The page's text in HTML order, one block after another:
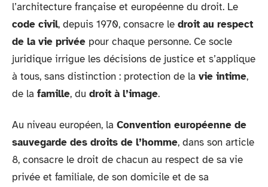
l’architecture française et européenne du droit. Le
code civil, depuis 1970, consacre le droit au respect
de la vie privée pour chaque personne. Ce socle
juridique irrigue les décisions de justice et s’applique
à tous, sans distinction : protection de la vie intime,
de la famille, du droit à l’image.
Au niveau européen, la Convention européenne de
sauvegarde des droits de l’homme, dans son article
8, consacre le droit de chacun au respect de sa vie
privée et familiale, de son domicile et de sa